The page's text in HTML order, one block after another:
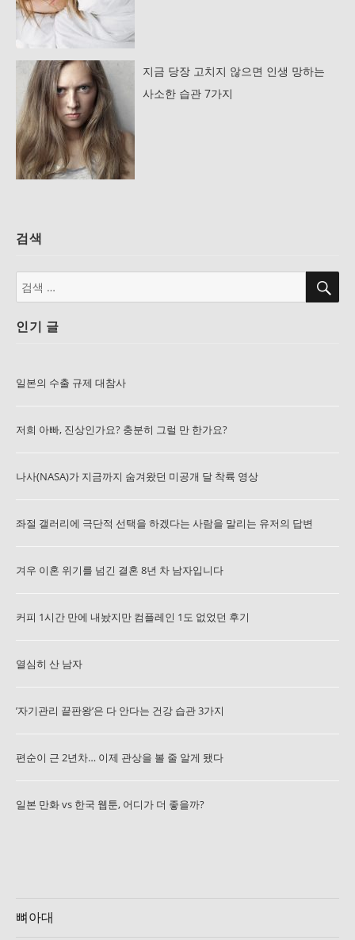
지금 당장 고치지 않으면 인생 망하는
사소한 습관 7가지
검색
검
색:
검
인기 글
일본의 수출 규제 대참사
저희 아빠, 진상인가요? 충분히 그럴 만 한가요?
나사(NASA)가 지금까지 숨겨왔던 미공개 달 착륙 영상
좌절 갤러리에 극단적 선택을 하겠다는 사람을 말리는 유저의 답변
겨우 이혼 위기를 넘긴 결혼 8년 차 남자입니다
커피 1시간 만에 내놨지만 컴플레인 1도 없었던 후기
열심히 산 남자
’자기관리 끝판왕’은 다 안다는 건강 습관 3가지
편순이 근 2년차… 이제 관상을 볼 줄 알게 됐다
일본 만화 vs 한국 웹툰, 어디가 더 좋을까?
뼈아대